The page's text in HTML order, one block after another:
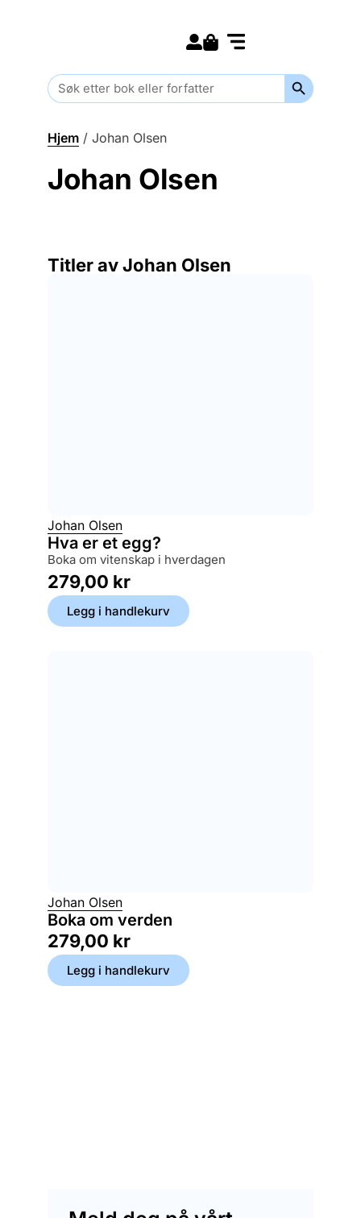
Search
for:
Search
Hjem / Johan Olsen
Johan Olsen
Titler av Johan Olsen
Johan Olsen
Hva er et egg?
boka om vitenskap i hverdagen
279,00 kr
Legg i handlekurv
Johan Olsen
Boka om verden
279,00 kr
Legg i handlekurv